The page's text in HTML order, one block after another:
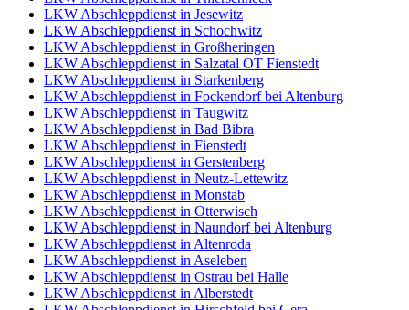
LKW Abschleppdienst in Jesewitz
LKW Abschleppdienst in Schochwitz
LKW Abschleppdienst in Großheringen
LKW Abschleppdienst in Salzatal OT Fienstedt
LKW Abschleppdienst in Starkenberg
LKW Abschleppdienst in Fockendorf bei Altenburg
LKW Abschleppdienst in Taugwitz
LKW Abschleppdienst in Bad Bibra
LKW Abschleppdienst in Fienstedt
LKW Abschleppdienst in Gerstenberg
LKW Abschleppdienst in Neutz-Lettewitz
LKW Abschleppdienst in Monstab
LKW Abschleppdienst in Otterwisch
LKW Abschleppdienst in Naundorf bei Altenburg
LKW Abschleppdienst in Altenroda
LKW Abschleppdienst in Aseleben
LKW Abschleppdienst in Ostrau bei Halle
LKW Abschleppdienst in Alberstedt